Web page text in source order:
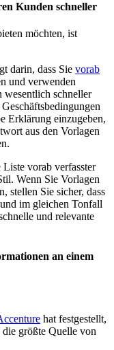
Kunden schneller
möchten, ist
darin, dass Sie vorab
und verwenden
wesentlich schneller
Erklärung einzugeben,
aus den Vorlagen
vorab verfasster
Wenn Sie Vorlagen
stellen Sie sicher, dass
im gleichen Tonfall
und relevante
an einem
hat festgestellt,
die größte Quelle von